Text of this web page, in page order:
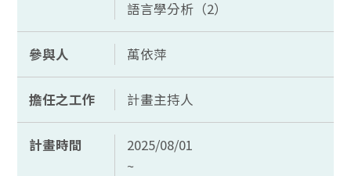
語言學分析（2）
參與人 萬依萍
擔任之工作 計畫主持人
計畫時間
2025/08/01
~